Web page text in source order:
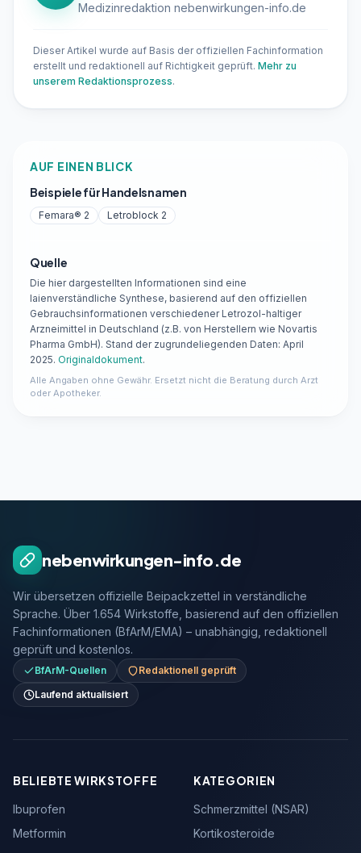
Medizinredaktion nebenwirkungen-info.de
Dieser Artikel wurde auf Basis der offiziellen Fachinformation
erstellt und redaktionell auf Richtigkeit geprüft. Mehr zu
unserem Redaktionsprozess.
AUF EINEN BLICK
Beispiele für Handelsnamen
Femara® 2 Letroblock 2
Quelle
Die hier dargestellten Informationen sind eine
laienverständliche Synthese, basierend auf den offiziellen
Gebrauchsinformationen verschiedener Letrozol-haltiger
Arzneimittel in Deutschland (z.B. von Herstellern wie Novartis
Pharma GmbH). Stand der zugrundeliegenden Daten: April
2025. Originaldokument.
Alle Angaben ohne Gewähr. Ersetzt nicht die Beratung durch Arzt
oder Apotheker.
nebenwirkungen-info.de
Wir übersetzen offizielle Beipackzettel in verständliche
Sprache. Über 1.654 Wirkstoffe, basierend auf den offiziellen
Fachinformationen (BfArM/EMA) – unabhängig, redaktionell
geprüft und kostenlos.
BfArM-Quellen
Redaktionell geprüft
Laufend aktualisiert
BELIEBTE WIRKSTOFFE
Ibuprofen
Metformin
KATEGORIEN
Schmerzmittel (NSAR)
Kortikosteroide